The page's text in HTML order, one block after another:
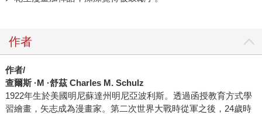
作者
作者/
查爾斯 ·M ·舒茲 Charles M. Schulz
1922年生於美國明尼蘇達州明尼亞波利斯。透過函授教育方式學
習繪畫，矢志成為漫畫家。第二次世界大戰時從軍之後，24歲時